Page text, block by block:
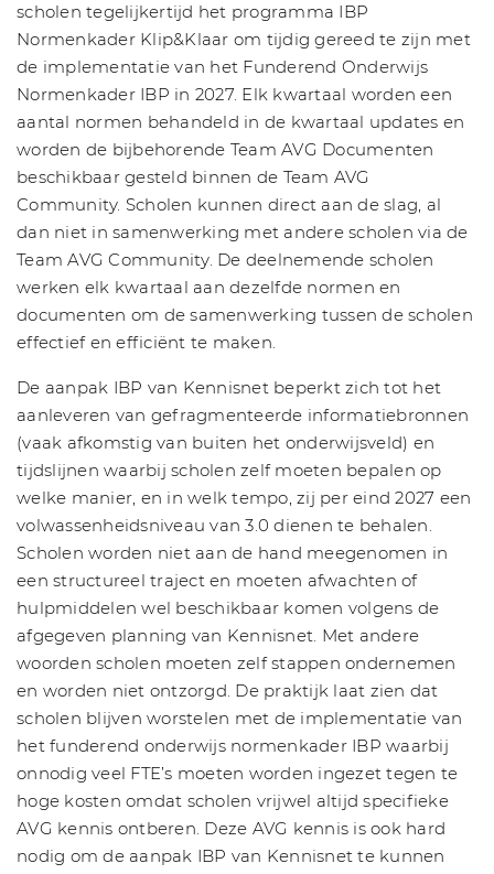
scholen tegelijkertijd het programma IBP
Normenkader Klip&Klaar om tijdig gereed te zijn met
de implementatie van het Funderend Onderwijs
Normenkader IBP in 2027. Elk kwartaal worden een
aantal normen behandeld in de kwartaal updates en
worden de bijbehorende Team AVG Documenten
beschikbaar gesteld binnen de Team AVG
Community. Scholen kunnen direct aan de slag, al
dan niet in samenwerking met andere scholen via de
Team AVG Community. De deelnemende scholen
werken elk kwartaal aan dezelfde normen en
documenten om de samenwerking tussen de scholen
effectief en efficiënt te maken.
De aanpak IBP van Kennisnet beperkt zich tot het
aanleveren van gefragmenteerde informatiebronnen
(vaak afkomstig van buiten het onderwijsveld) en
tijdslijnen waarbij scholen zelf moeten bepalen op
welke manier, en in welk tempo, zij per eind 2027 een
volwassenheidsniveau van 3.0 dienen te behalen.
Scholen worden niet aan de hand meegenomen in
een structureel traject en moeten afwachten of
hulpmiddelen wel beschikbaar komen volgens de
afgegeven planning van Kennisnet. Met andere
woorden scholen moeten zelf stappen ondernemen
en worden niet ontzorgd. De praktijk laat zien dat
scholen blijven worstelen met de implementatie van
het funderend onderwijs normenkader IBP waarbij
onnodig veel FTE’s moeten worden ingezet tegen te
hoge kosten omdat scholen vrijwel altijd specifieke
AVG kennis ontberen. Deze AVG kennis is ook hard
nodig om de aanpak IBP van Kennisnet te kunnen